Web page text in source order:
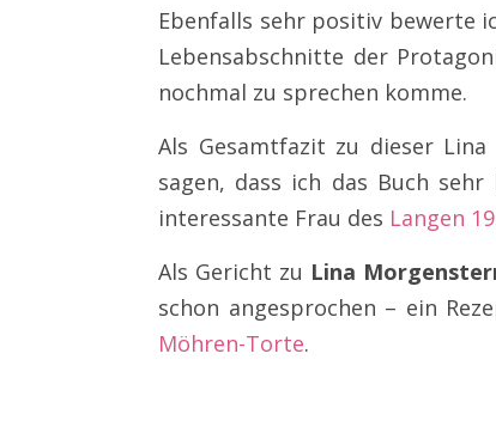
Ebenfalls sehr positiv bewerte
Lebensabschnitte der
nochmal zu sprechen komme.
Als Gesamtfazit zu dieser
sagen, dass ich das Buch
interessante Frau des Langen
Als Gericht zu Lina
schon angesprochen – ein
Möhren-Torte.